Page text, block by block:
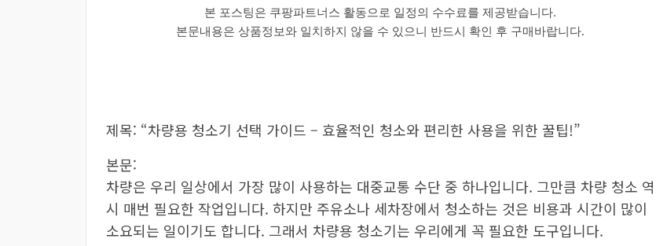
본 포스팅은 쿠팡파트너스 활동으로 일정의 수수료를 제공받습니다.
본문내용은 상품정보와 일치하지 않을 수 있으니 반드시 확인 후 구매바랍니다.
제목: “차량용 청소기 선택 가이드 – 효율적인 청소와 편리한 사용을 위한 꿀팁!”
본문:
차량은 우리 일상에서 가장 많이 사용하는 대중교통 수단 중 하나입니다. 그만큼 차량 청소 역
시 매번 필요한 작업입니다. 하지만 주유소나 세차장에서 청소하는 것은 비용과 시간이 많이
소요되는 일이기도 합니다. 그래서 차량용 청소기는 우리에게 꼭 필요한 도구입니다.